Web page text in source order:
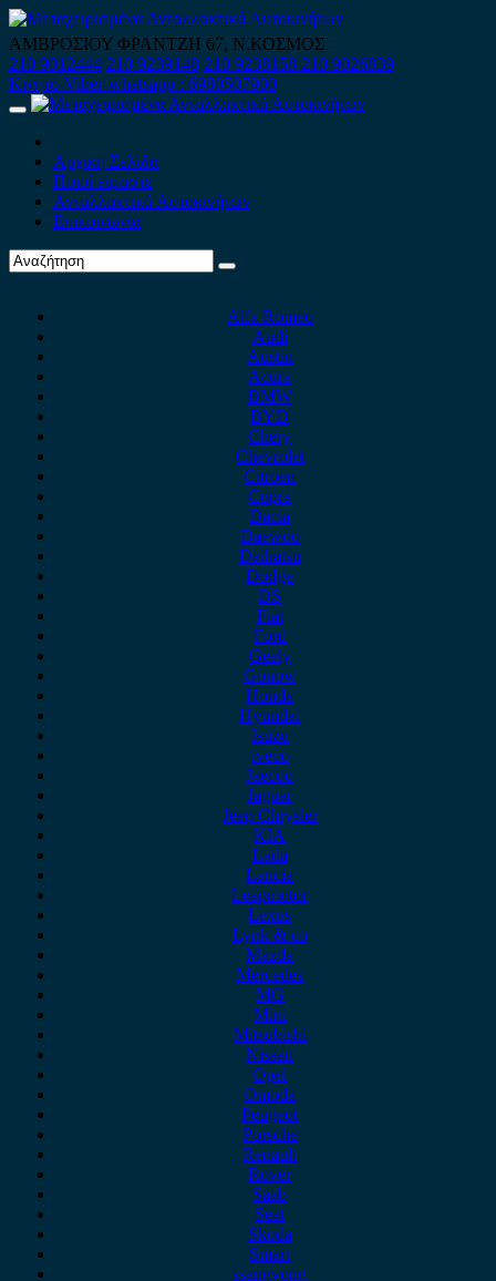
Skip
to
content
ΑΜΒΡΟΣΙΟΥ ΦΡΑΝΤΖΗ 67, Ν.ΚΟΣΜΟΣ
210 9012444 210 9239148 210 9238158 210 9026839
Κινητό-Viber-whatsapp : 6980507900
Primary
Αρχική Σελίδα
Ποιοί είμαστε
Ανταλλακτικά Αυτοκινήτων
Επικοινωνία
Alfa Romeo
Audi
Austin
Acura
BMW
BYD
Chery
Chevrolet
Citroen
Cupra
Dacia
Daewoo
Daihatsu
Dodge
DS
Fiat
Ford
Geely
Gonow
Honda
Hyundai
Isuzu
iveco
Jaecoo
Jaguar
Jeep Chrysler
KIA
Lada
Lancia
Leapmotor
Lexus
Lynk & co
Mazda
Mercedes
MG
Mini
Mitsubishi
Nissan
Opel
Omoda
Peugeot
Porsche
Renault
Rover
Saab
Seat
Skoda
Smart
ssangyong